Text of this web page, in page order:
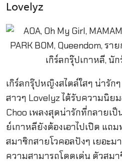
Lovelyz
เกิร์ลกรุ๊ปหญิงสไตล์ใสๆ น่ารัก
สาวๆ Lovelyz ได้รับความนิย
Choo เพลงสุดน่ารักที่กลายเ
ย์เกาหลียังต้องเอาไปเปิด แถ
สมาชิกสายโวคอลปังๆ เยอะม
ความสามารถโดดเด่น ตัวสมา